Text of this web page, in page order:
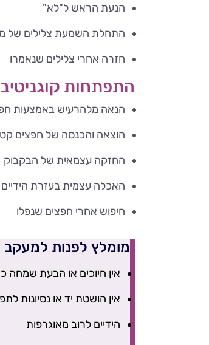
הנעת הראש ל"לא"
התחלת השמעת צלילים של
חזרה אחרי צלילים שנאמרו
התפתחות
הנאה מלהרעיש באמצעות
הוצאה והכנסה של חפצים
החזקה עצמאית של הבקבוק
האכלה עצמית בעזרת הידיים
חיפוש אחרי חפצים שנפלו
מומלץ לפנות למעקב
אין חיוכים או הבעת שמחה
אין הושטת יד או נסיונות
הידיים לרוב מאוגרפות